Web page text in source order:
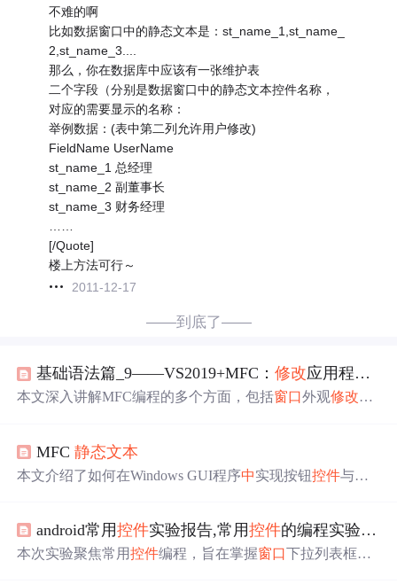
不难的啊
比如数据窗口中的静态文本是：st_name_1,st_name_
2,st_name_3....
那么，你在数据库中应该有一张维护表
二个字段（分别是数据窗口中的静态文本控件名称，
对应的需要显示的名称：
举例数据：(表中第二列允许用户修改)
FieldName UserName
st_name_1 总经理
st_name_2 副董事长
st_name_3 财务经理
[/Quote]
楼上方法可行～
2011-12-17
——到底了——
基础语法篇_9——VS2019+MFC：修改应用程序
本文深入讲解MFC编程的多个方面，包括窗口外观修改、
实现图标动态变化，探讨了工具栏创建、状态栏与进度栏
编程细节，以及如何在状态栏显示鼠标位置，最后介绍了
MFC静态文本
本文介绍了如何在Windows GUI程序中实现按钮控件与静
此外，还讲解了如何在静态文本控件中设置图片，包括调
整控件样式和加载位图。
android常用控件实验报告,常用控件的编程实验报告
本次实验聚焦常用控件编程，旨在掌握窗口下拉列表框等